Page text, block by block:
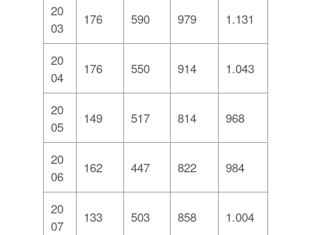
20
03
176 590 979 1.131
20
04
176 550 914 1.043
20
05
149 517 814 968
20
06
162 447 822 984
20
07
133 503 858 1.004